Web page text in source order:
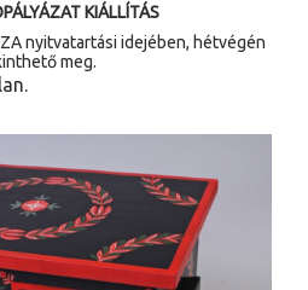
KIÁLLÍTÁS
nyitvatartási idejében, hétvégén
meg.